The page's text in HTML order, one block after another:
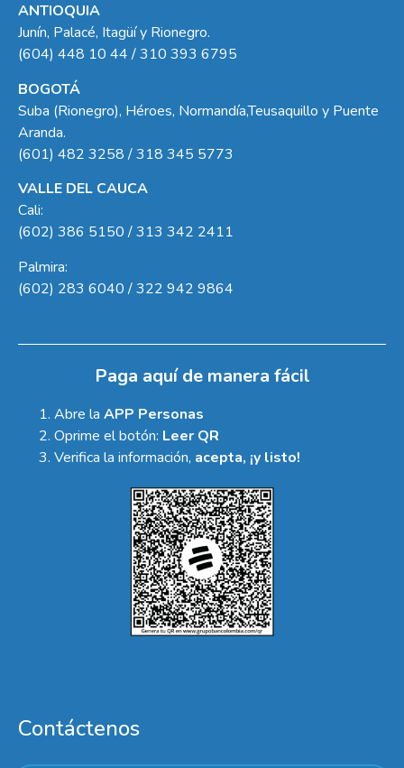
ANTIOQUIA
Junín, Palacé, Itagüí y Rionegro.
(604) 448 10 44 / 310 393 6795
BOGOTÁ
Suba (Rionegro), Héroes, Normandía,Teusaquillo y Puente
Aranda.
(601) 482 3258 / 318 345 5773
VALLE DEL CAUCA
Cali:
(602) 386 5150 / 313 342 2411
Palmira:
(602) 283 6040 / 322 942 9864
Paga aquí de manera fácil
Abre la APP Personas
Oprime el botón: Leer QR
Verifica la información, acepta, ¡y listo!
Contáctenos